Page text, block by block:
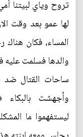
تروح وياي لبيتنا
لها عمو بعد وقت
المساء، فكان هناك
والدها فسلمت
ساحات القتال
وأجهشت
ليستفهموا ما